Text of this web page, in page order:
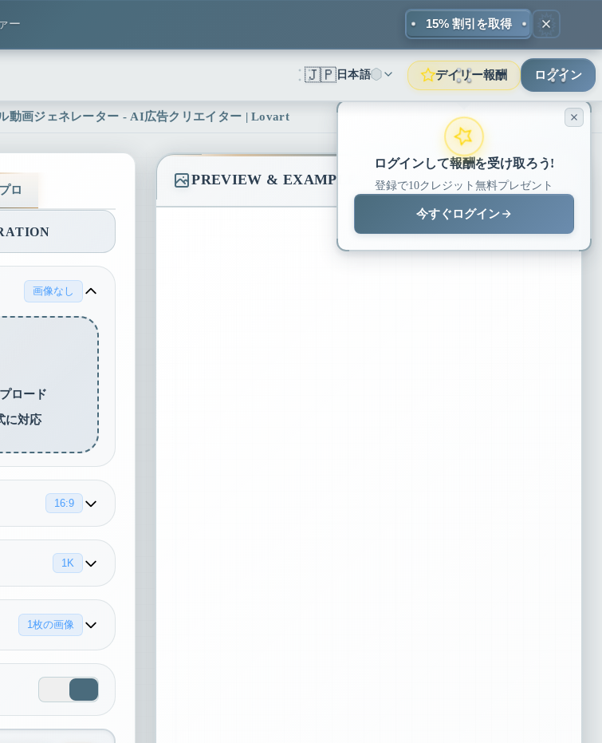
ー 15% 割引を取得
🇯🇵日本語 デイリー報酬 ログイン
ログインして報酬を受け取ろう!
登録で10クレジット無料プレゼント
今すぐログイン
動画ジェネレーター - AI広告クリエイター | Lovart
ロ
画像なし
ロード
に対応
16:9
3:2
4:5
1K
1枚の画像
PREVIEW & EXAMPLES LIVE PREVIEW